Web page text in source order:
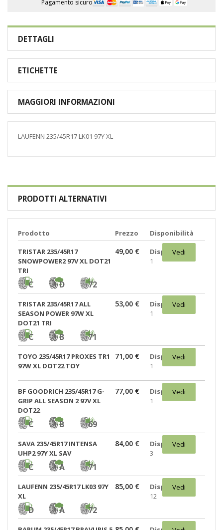
Pagamento sicuro
DETTAGLI
ETICHETTE
MAGGIORI INFORMAZIONI
LAUFENN 235/45R17 LK01 97Y XL
PRODOTTI ALTERNATIVI
Prodotto Prezzo Disponibilità
TRISTAR 235/45R17
SNOWPOWER2 97V XL DOT21
TRI
C D 72
49,00 €
Disponibili:
1
Vedi
TRISTAR 235/45R17 ALL
SEASON POWER 97W XL
DOT21 TRI
C B 71
53,00 €
Disponibili:
1
Vedi
TOYO 235/45R17 PROXES TR1
97W XL DOT22 TOY
71,00 €
Disponibili:
1
Vedi
BF GOODRICH 235/45R17 G-
GRIP ALL SEASON 2 97V XL
DOT22
C B 69
77,00 €
Disponibili:
1
Vedi
SAVA 235/45R17 INTENSA
UHP2 97Y XL SAV
C A 71
84,00 €
Disponibili:
3
Vedi
LAUFENN 235/45R17 LK03 97Y
XL
D A 72
85,00 €
Disponibili:
12
Vedi